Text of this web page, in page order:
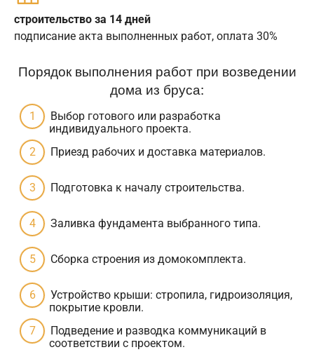
строительство за 14 дней
подписание акта выполненных работ, оплата 30%
Порядок выполнения работ при возведении
дома из бруса:
Выбор готового или разработка
индивидуального проекта.
Приезд рабочих и доставка материалов.
Подготовка к началу строительства.
Заливка фундамента выбранного типа.
Сборка строения из домокомплекта.
Устройство крыши: стропила, гидроизоляция,
покрытие кровли.
Подведение и разводка коммуникаций в
соответствии с проектом.